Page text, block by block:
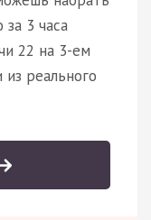
за 3 часа
22 на 3-ем
из реального